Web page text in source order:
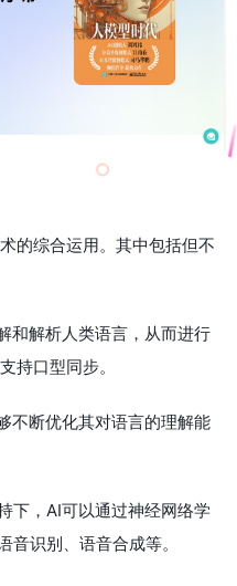
的综合运用。其中包括但不
和解析人类语言，从而进行
持口型同步。
不断优化其对语言的理解能
下，AI可以通过神经网络学
音识别、语音合成等。